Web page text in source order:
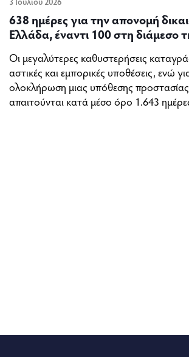
638 ημέρες για την απονομή
Ελλάδα, έναντι 100 στη διάμεσο
Οι μεγαλύτερες καθυστερήσεις
αστικές και εμπορικές υποθέσεις, ενώ
ολοκλήρωση μιας υπόθεσης
απαιτούνται κατά μέσο όρο 1.643